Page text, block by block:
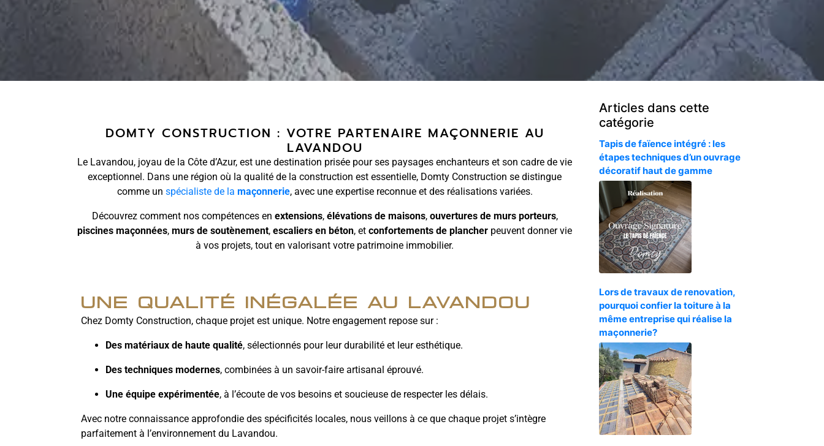
DOMTY CONSTRUCTION : VOTRE PARTENAIRE MAÇONNERIE AU
LAVANDOU
Le Lavandou, joyau de la Côte d’Azur, est une destination prisée pour ses paysages enchanteurs et son cadre de vie
exceptionnel. Dans une région où la qualité de la construction est essentielle, Domty Construction se distingue
comme un spécialiste de la maçonnerie, avec une expertise reconnue et des réalisations variées.
Découvrez comment nos compétences en extensions, élévations de maisons, ouvertures de murs porteurs,
piscines maçonnées, murs de soutènement, escaliers en béton, et confortements de plancher peuvent donner vie
à vos projets, tout en valorisant votre patrimoine immobilier.
une qualité inégalée au lavandou
Chez Domty Construction, chaque projet est unique. Notre engagement repose sur :
Des matériaux de haute qualité, sélectionnés pour leur durabilité et leur esthétique.
Des techniques modernes, combinées à un savoir-faire artisanal éprouvé.
Une équipe expérimentée, à l’écoute de vos besoins et soucieuse de respecter les délais.
Avec notre connaissance approfondie des spécificités locales, nous veillons à ce que chaque projet s’intègre
parfaitement à l’environnement du Lavandou.
Articles dans cette
catégorie
Tapis de faïence intégré : les
étapes techniques d’un ouvrage
décoratif haut de gamme
Lors de travaux de renovation,
pourquoi confier la toiture à la
même entreprise qui réalise la
maçonnerie?